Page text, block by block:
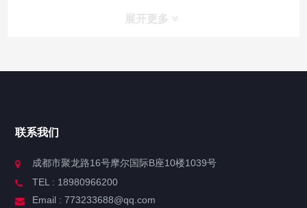
展开更多
联系我们
成都市聚龙路16号摩尔国际B座10楼1039号
TEL : 18980966200
Email : 773233688@qq.com